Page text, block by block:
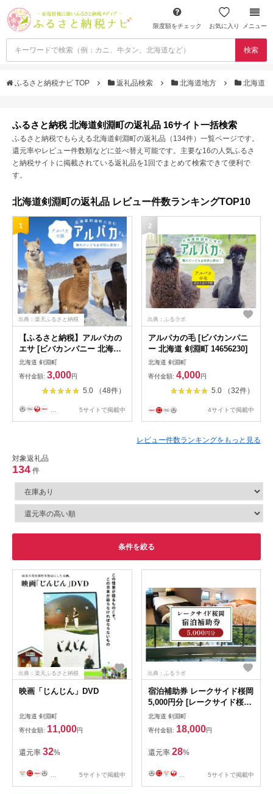
限度額をチェック お気に入り メニュー
検索
ふるさと納税ナビ TOP 返礼品検索 北海道地方 北海道
ふるさと納税 北海道剣淵町の返礼品 16サイト一括検索
ふるさと納税でもらえる北海道剣淵町の返礼品（134件）一覧ページです。
還元率やレビュー件数順などに並べ替え可能です。主要な16の人気ふるさ
と納税サイトに掲載されている返礼品を1回でまとめて検索できて便利で
す。
北海道剣淵町の返礼品 レビュー件数ランキングTOP10
1
出典：楽天ふるさと納税
【ふるさと納税】アルパカの
エサ [ビバカンパニー 北海道
剣淵町 14656231]
北海道 剣淵町
寄付金額: 3,000円
5.0 （48件）
... 5サイトで掲載中
2
出典：ふるラボ
アルパカの毛 [ビバカンパニ
ー 北海道 剣淵町 14656230]
北海道 剣淵町
寄付金額: 4,000円
5.0 （32件）
4サイトで掲載中
レビュー件数ランキングをもっと見る
対象返礼品
134 件
条件を絞る
出典：楽天ふるさと納税
映画「じんじん」DVD
北海道 剣淵町
寄付金額: 11,000円
還元率 32%
5サイトで掲載中
出典：ふるラボ
宿泊補助券 レークサイド桜岡
5,000円分 [レークサイド桜岡
北海道 剣淵町 14656319] 旅
行 観光 トラベル チケット 宿
泊 お泊り 補助券
北海道 剣淵町
寄付金額: 18,000円
還元率 28%
5サイトで掲載中